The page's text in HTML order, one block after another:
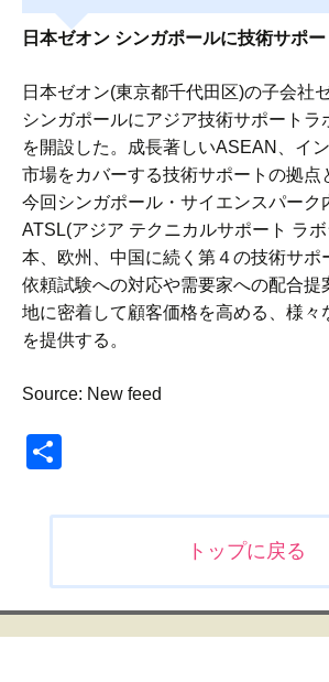
日本ゼオン シンガポールに技術サポ
日本ゼオン(東京都千代田区)の子会社
シンガポールにアジア技術サポートラ
を開設した。成長著しいASEAN、イ
市場をカバーする技術サポートの拠点
今回シンガポール・サイエンスパーク
ATSL(アジア テクニカルサポート ラ
本、欧州、中国に続く第４の技術サポ
依頼試験への対応や需要家への配合提
地に密着して顧客価格を高める、様々
を提供する。
Source: New feed
ビ
ゲ
トップに戻る